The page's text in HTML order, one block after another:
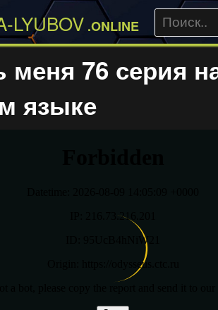
LYUBOV .ONLINE
меня 76 серия
языке